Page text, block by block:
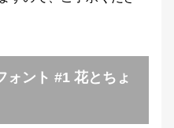
ォント #1 花とちょ